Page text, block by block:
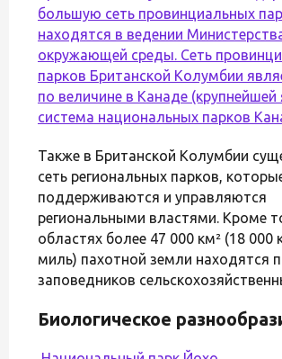
большую сеть провинциальных
находятся в ведении
окружающей среды. Сеть
парков Британской Колумбии
по величине в Канаде (крупнейшей
система национальных парков
Также в Британской Колумбии
сеть региональных парков,
поддерживаются и управляются
региональными властями. Кроме
областях более 47 000 км² (18 000
миль) пахотной земли находятся
заповедников
Биологическое